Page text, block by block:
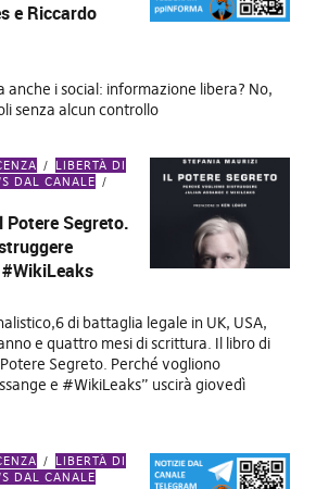
e Riccardo
anche i social: informazione libera? No,
senza alcun controllo
LIBERTÀ DI
DAL CANALE
Segreto.
di battaglia legale in UK, USA,
e quattro mesi di scrittura. Il libro di
Segreto. Perché vogliono
e #WikiLeaks” uscirà giovedì
LIBERTÀ DI
DAL CANALE